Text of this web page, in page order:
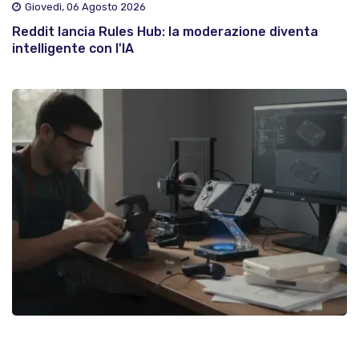
Giovedì, 06 Agosto 2026
Reddit lancia Rules Hub: la moderazione diventa
intelligente con l'IA